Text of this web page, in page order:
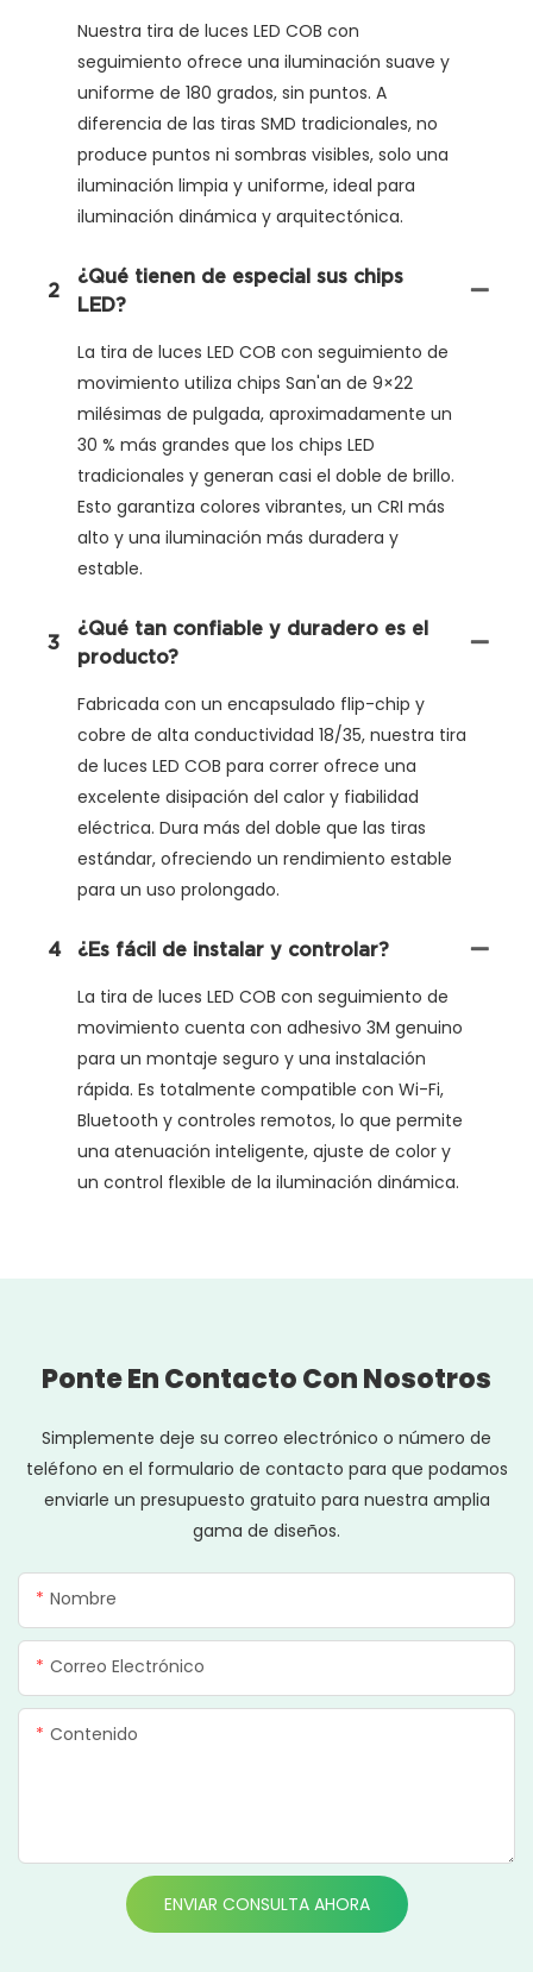
Nuestra tira de luces LED COB con
seguimiento ofrece una iluminación suave y
uniforme de 180 grados, sin puntos. A
diferencia de las tiras SMD tradicionales, no
produce puntos ni sombras visibles, solo una
iluminación limpia y uniforme, ideal para
iluminación dinámica y arquitectónica.
2
¿Qué tienen de especial sus chips
LED?
La tira de luces LED COB con seguimiento de
movimiento utiliza chips San'an de 9×22
milésimas de pulgada, aproximadamente un
30 % más grandes que los chips LED
tradicionales y generan casi el doble de brillo.
Esto garantiza colores vibrantes, un CRI más
alto y una iluminación más duradera y
estable.
3
¿Qué tan confiable y duradero es el
producto?
Fabricada con un encapsulado flip-chip y
cobre de alta conductividad 18/35, nuestra tira
de luces LED COB para correr ofrece una
excelente disipación del calor y fiabilidad
eléctrica. Dura más del doble que las tiras
estándar, ofreciendo un rendimiento estable
para un uso prolongado.
4 ¿Es fácil de instalar y controlar?
La tira de luces LED COB con seguimiento de
movimiento cuenta con adhesivo 3M genuino
para un montaje seguro y una instalación
rápida. Es totalmente compatible con Wi-Fi,
Bluetooth y controles remotos, lo que permite
una atenuación inteligente, ajuste de color y
un control flexible de la iluminación dinámica.
Ponte En Contacto Con Nosotros
Simplemente deje su correo electrónico o número de
teléfono en el formulario de contacto para que podamos
enviarle un presupuesto gratuito para nuestra amplia
gama de diseños.
Nombre
Correo Electrónico
Contenido
ENVIAR CONSULTA AHORA